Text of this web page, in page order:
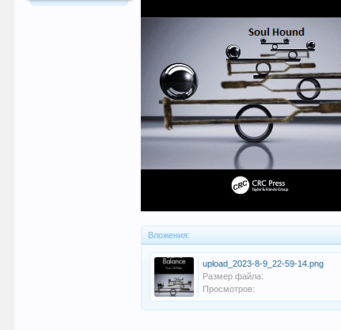
Вложения:
upload_2023-8-9_22-59-14.png
Размер файла:
Просмотров: